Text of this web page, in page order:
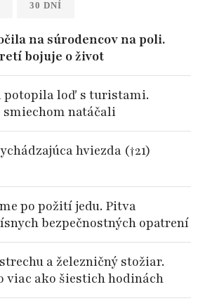
30 DNÍ
na súrodencov na poli.
bojuje o život
potopila loď s turistami.
natáčali
hviezda (†21)
po požití jedu. Pitva
bezpečnostných opatrení
a železničný stožiar.
viac ako šiestich hodinách